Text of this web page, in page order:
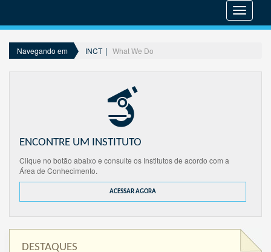
menu
Navegando em INCT What We Do
ENCONTRE UM INSTITUTO
Clique no botão abaixo e consulte os Institutos de acordo com a
Área de Conhecimento.
ACESSAR AGORA
DESTAQUES